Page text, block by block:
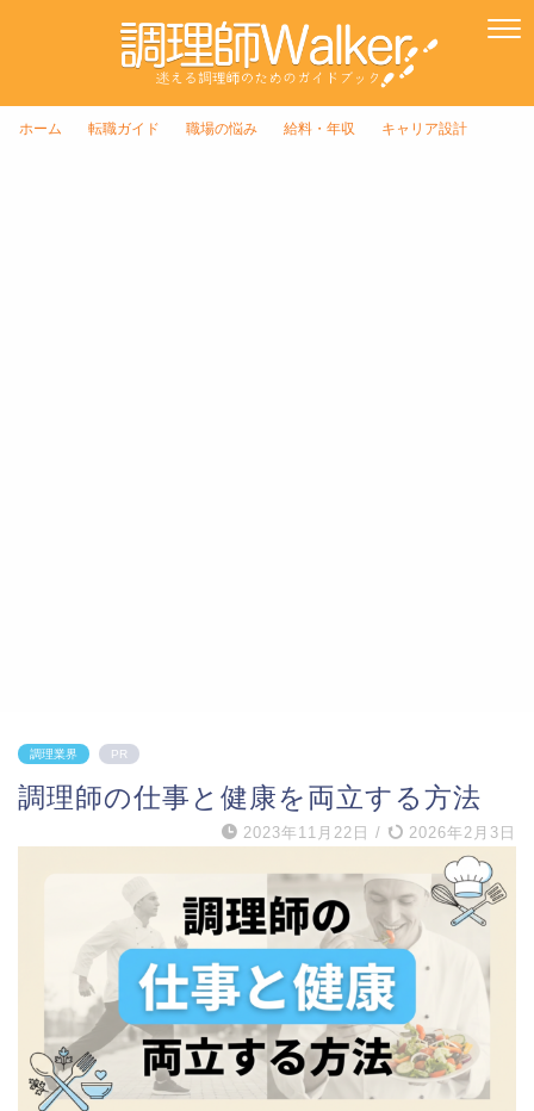
ホーム 転職ガイド 職場の悩み 給料・年収 キャリア設計
調理業界 PR
調理師の仕事と健康を両立する方法
2023年11月22日 / 2026年2月3日